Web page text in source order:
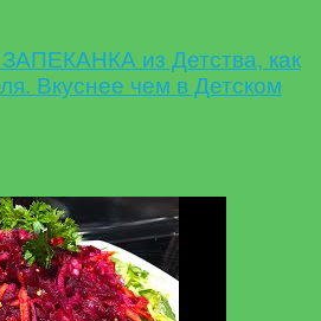
из Детства, как
Вкуснее чем в Детском